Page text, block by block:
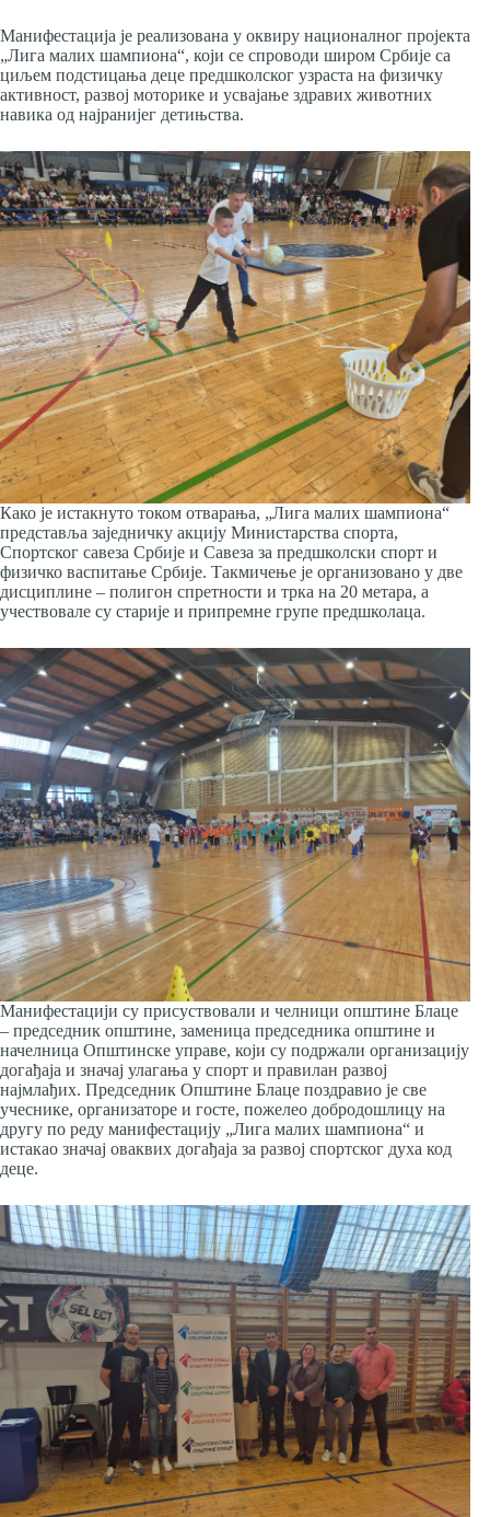
Манифестација је реализована у оквиру националног пројекта
„Лига малих шампиона“, који се спроводи широм Србије са
циљем подстицања деце предшколског узраста на физичку
активност, развој моторике и усвајање здравих животних
навика од најранијег детињства.
Како је истакнуто током отварања, „Лига малих шампиона“
представља заједничку акцију Министарства спорта,
Спортског савеза Србије и Савеза за предшколски спорт и
физичко васпитање Србије. Такмичење је организовано у две
дисциплине – полигон спретности и трка на 20 метара, а
учествовале су старије и припремне групе предшколаца.
Манифестацији су присуствовали и челници општине Блаце
– председник општине, заменица председника општине и
начелница Општинске управе, који су подржали организацију
догађаја и значај улагања у спорт и правилан развој
најмлађих. Председник Општине Блаце поздравио је све
учеснике, организаторе и госте, пожелео добродошлицу на
другу по реду манифестацију „Лига малих шампиона“ и
истакао значај оваквих догађаја за развој спортског духа код
деце.